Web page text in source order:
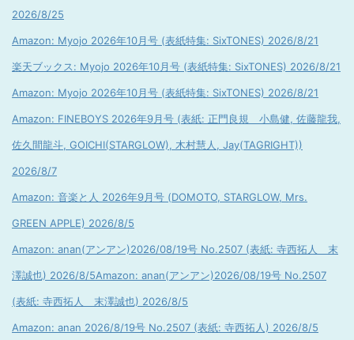
2026/8/25
Amazon: Myojo 2026年10月号 (表紙特集: SixTONES) 2026/8/21
楽天ブックス: Myojo 2026年10月号 (表紙特集: SixTONES) 2026/8/21
Amazon: Myojo 2026年10月号 (表紙特集: SixTONES) 2026/8/21
Amazon: FINEBOYS 2026年9月号 (表紙: 正門良規 小島健, 佐藤龍我,
佐久間龍斗, GOICHI(STARGLOW), 木村慧人, Jay(TAGRIGHT))
2026/8/7
Amazon: 音楽と人 2026年9月号 (DOMOTO, STARGLOW, Mrs.
GREEN APPLE) 2026/8/5
Amazon: anan(アンアン)2026/08/19号 No.2507 (表紙: 寺西拓人 末
澤誠也) 2026/8/5Amazon: anan(アンアン)2026/08/19号 No.2507
(表紙: 寺西拓人 末澤誠也) 2026/8/5
Amazon: anan 2026/8/19号 No.2507 (表紙: 寺西拓人) 2026/8/5